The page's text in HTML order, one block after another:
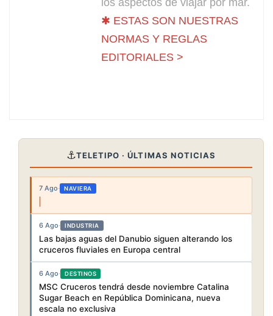
✱ ESTAS SON NUESTRAS
NORMAS Y REGLAS
EDITORIALES >
⚓TELETIPO · ÚLTIMAS NOTICIAS
7 Ago· NAVIERA
6 Ago· INDUSTRIA
Las bajas aguas del Danubio siguen alterando los
cruceros fluviales en Europa central
6 Ago· DESTINOS
MSC Cruceros tendrá desde noviembre Catalina
Sugar Beach en República Dominicana, nueva
escala no exclusiva